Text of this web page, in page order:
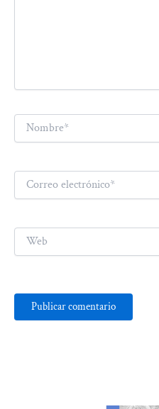
Nombre*
Correo
electrónico*
Web